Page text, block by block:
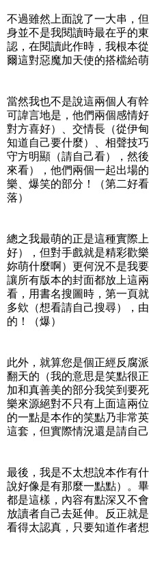
不過雖然上面說了一大串，
身並不是我閱讀時最在乎的
認，在閱讀此作時，我根本
爾這對惡魔加天使的搭檔給萌
當然我也不是說這兩個人有
可諱言地是，他們兩個感情
對方喜好）、交情長（從伊
知道自己要什麼）、相聲技
守方明顯（請自己看），然
來看），他們兩個一起出場
樂、爆笑的部分！（第二好
落）
總之我最萌的正是這種實際
好），但對手戲就是精彩歡
妳萌什麼啊）更何況不是我
讓所有版本的封面都放上這
看，用書名搜圖時，第一頁
多欸（想看請自己搜尋），
的！（爆）
此外，就算您是個正經反腐
翻天的（我的意思是笑點很
加和真善美的部分我笑到要
樂來源絕對不只有上面這兩
的一點是本作的笑點乃非常
這套，但實際情況還是請自己
最後，我是不太想說本作有
說好像是有那麼一點點）。
都是這樣，內容有點深又不
放讀者自己去延伸。反正就
看得太認真，只要知道作者